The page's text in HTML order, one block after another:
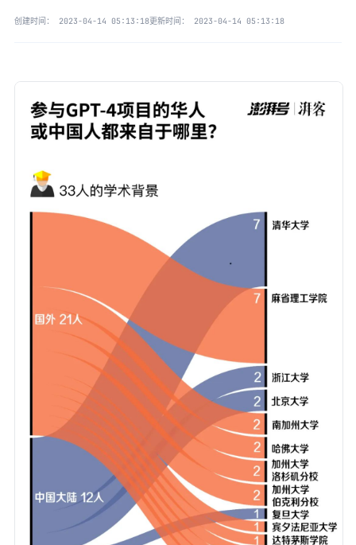
创建时间： 2023-04-14 05:13:18更新时间： 2023-04-14 05:13:18